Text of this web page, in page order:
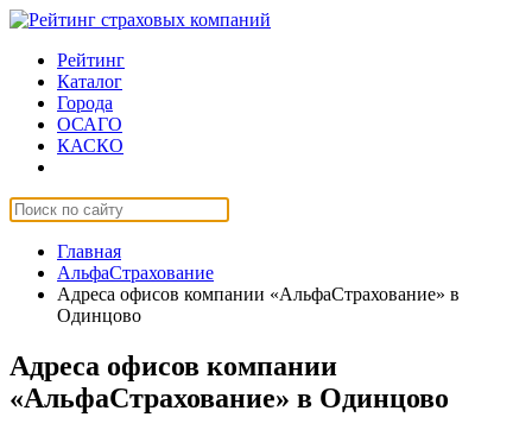
Рейтинг
Каталог
Города
ОСАГО
КАСКО
Главная
АльфаСтрахование
Адреса офисов компании «АльфаСтрахование» в
Одинцово
Адреса офисов компании
«АльфаСтрахование» в Одинцово